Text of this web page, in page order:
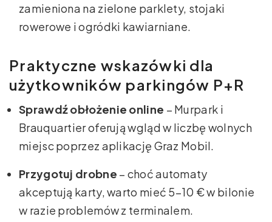
zamieniona na zielone parklety, stojaki
rowerowe i ogródki kawiarniane.
Praktyczne wskazówki dla
użytkowników parkingów P+R
Sprawdź obłożenie online – Murpark i
Brauquartier oferują wgląd w liczbę wolnych
miejsc poprzez aplikację Graz Mobil.
Przygotuj drobne – choć automaty
akceptują karty, warto mieć 5–10 € w bilonie
w razie problemów z terminalem.